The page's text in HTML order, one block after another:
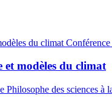
du climat Conférence
et modèles du climat
Philosophe des sciences à